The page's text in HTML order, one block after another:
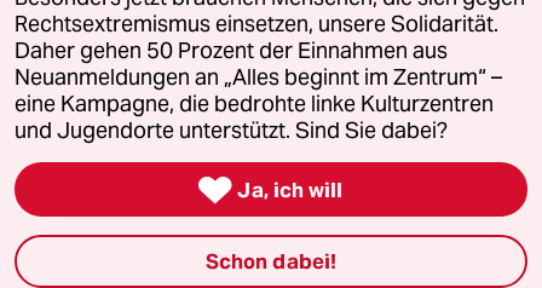
Feedback Redaktionsstatut Kommune-Richtlinien
Leitlinie Informant Datenschutz Impressum AGB
Seitenwende Einwilligungen widerrufen (Ads)
Rechtsextremismus einsetzen, unsere Solidarität.
Daher gehen 50 Prozent der Einnahmen aus
Neuanmeldungen an „Alles beginnt im Zentrum“ –
eine Kampagne, die bedrohte linke Kulturzentren
und Jugendorte unterstützt. Sind Sie dabei?
 Ja, ich will
Schon dabei!